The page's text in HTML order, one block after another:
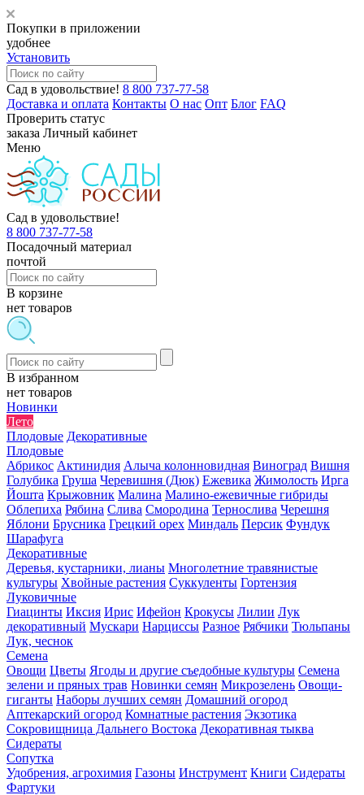
Покупки в приложении
удобнее
Установить
Сад в удовольствие! 8 800 737-77-58
Доставка и оплата Контакты О нас Опт Блог FAQ
Проверить статус
заказа Личный кабинет
Меню
Сад в удовольствие!
8 800 737-77-58
Посадочный материал
почтой
В корзине
нет товаров
В избранном
нет товаров
Новинки
Лето
Плодовые Декоративные
Плодовые
Абрикос Актинидия Алыча колонновидная Виноград Вишня
Голубика Груша Черевишня (Дюк) Ежевика Жимолость Ирга
Йошта Крыжовник Малина Малино-ежевичные гибриды
Облепиха Рябина Слива Смородина Тернослива Черешня
Яблони Брусника Грецкий орех Миндаль Персик Фундук
Шарафуга
Декоративные
Деревья, кустарники, лианы Многолетние травянистые
культуры Хвойные растения Суккуленты Гортензия
Луковичные
Гиацинты Иксия Ирис Ифейон Крокусы Лилии Лук
декоративный Мускари Нарциссы Разное Рябчики Тюльпаны
Лук, чеснок
Семена
Овощи Цветы Ягоды и другие съедобные культуры Семена
зелени и пряных трав Новинки семян Микрозелень Овощи-
гиганты Наборы лучших семян Домашний огород
Аптекарский огород Комнатные растения Экзотика
Сокровищница Дальнего Востока Декоративная тыква
Сидераты
Сопутка
Удобрения, агрохимия Газоны Инструмент Книги Сидераты
Фартуки